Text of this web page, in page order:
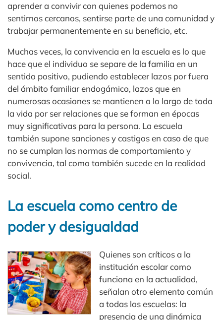
aprender a convivir con quienes podemos no
sentirnos cercanos, sentirse parte de una comunidad y
trabajar permanentemente en su beneficio, etc.
Muchas veces, la convivencia en la escuela es lo que
hace que el individuo se separe de la familia en un
sentido positivo, pudiendo establecer lazos por fuera
del ámbito familiar endogámico, lazos que en
numerosas ocasiones se mantienen a lo largo de toda
la vida por ser relaciones que se forman en épocas
muy significativas para la persona. La escuela
también supone sanciones y castigos en caso de que
no se cumplan las normas de comportamiento y
convivencia, tal como también sucede en la realidad
social.
La escuela como centro de
poder y desigualdad
Quienes son críticos a la
institución escolar como
funciona en la actualidad,
señalan otro elemento común
a todas las escuelas: la
presencia de una dinámica